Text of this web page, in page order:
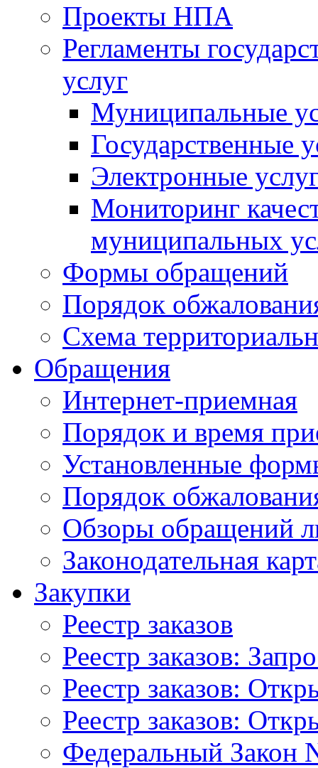
Проекты НПА
Регламенты
услуг
Муниципальные
Государственные
Электронные
Мониторинг
муниципальных
Формы обращений
Порядок
Схема
Обращения
Интернет-приемная
Порядок и время
Установленные
Порядок
Обзоры обращений
Законодательная
Закупки
Реестр заказов
Реестр заказов:
Реестр заказов:
Реестр заказов:
Федеральный Закон